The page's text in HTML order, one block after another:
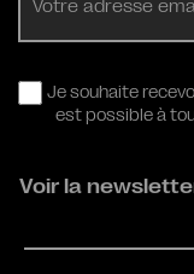
Je souhaite
est possible à
Voir la